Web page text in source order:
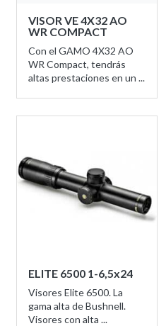
VISOR VE 4X32 AO
WR COMPACT
Con el GAMO 4X32 AO
WR Compact, tendrás
altas prestaciones en un ...
ELITE 6500 1-6,5x24
Visores Elite 6500. La
gama alta de Bushnell.
Visores con alta ...